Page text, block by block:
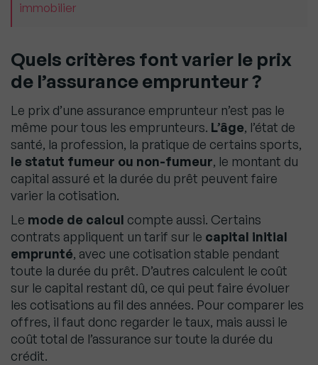
immobilier
Quels critères font varier le prix
de l’assurance emprunteur ?
Le prix d’une assurance emprunteur n’est pas le
même pour tous les emprunteurs. L’âge, l’état de
santé, la profession, la pratique de certains sports,
le statut fumeur ou non-fumeur, le montant du
capital assuré et la durée du prêt peuvent faire
varier la cotisation.
Le mode de calcul compte aussi. Certains
contrats appliquent un tarif sur le capital initial
emprunté, avec une cotisation stable pendant
toute la durée du prêt. D’autres calculent le coût
sur le capital restant dû, ce qui peut faire évoluer
les cotisations au fil des années. Pour comparer les
offres, il faut donc regarder le taux, mais aussi le
coût total de l’assurance sur toute la durée du
crédit.